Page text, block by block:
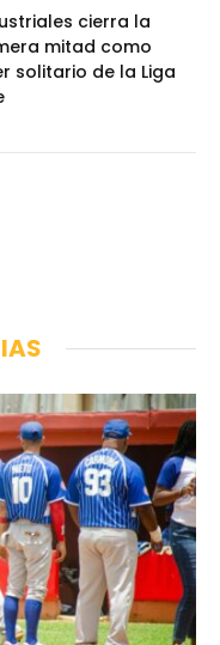
cierra la
mitad como
solitario de la Liga